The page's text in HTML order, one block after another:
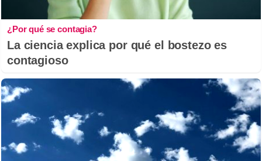
¿Por qué se contagia?
La ciencia explica por qué el bostezo es
contagioso